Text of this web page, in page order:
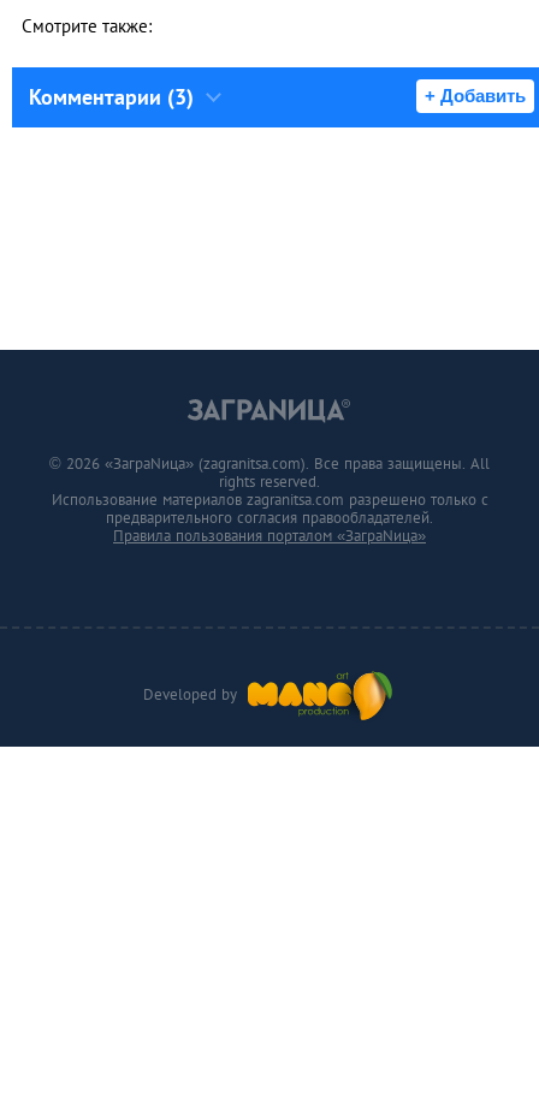
Смотрите также:
Комментарии (3) + Добавить
Developed by
© 2026 «ЗаграNица» (zagranitsa.com). Все права защищены. All
rights reserved.
Использование материалов zagranitsa.com разрешено только с
предварительного согласия правообладателей.
Правила пользования порталом «ЗаграNица»